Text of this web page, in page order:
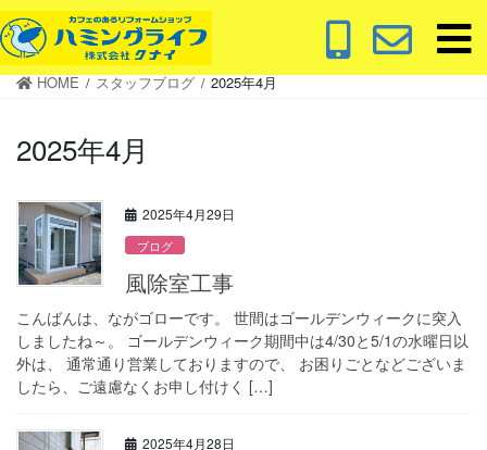
コ
ン
テ
ナ
ビ
ゲ
HOME スタッフブログ 2025年4月
2025年4月
2025年4月29日
ブログ
風除室工事
こんばんは、ながゴローです。 世間はゴールデンウィークに突入
しましたね～。 ゴールデンウィーク期間中は4/30と5/1の水曜日以
外は、 通常通り営業しておりますので、 お困りごとなどございま
したら、ご遠慮なくお申し付けく […]
2025年4月28日